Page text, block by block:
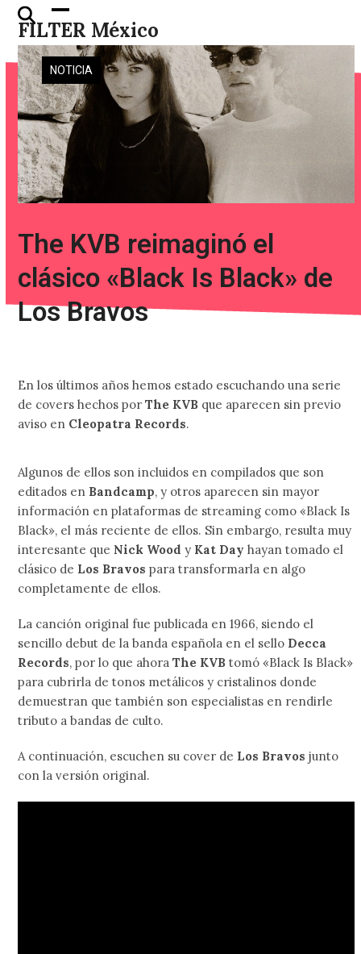
Skip
content
FILTER México
Open
mobile
menu
Close
mobile
menu
NOTICIA
The KVB reimaginó el
clásico «Black Is Black» de
Los Bravos
En los últimos años hemos estado escuchando una serie
de covers hechos porThe KVB que aparecen sin previo
aviso en Cleopatra Records.
Algunos de ellos son incluidos en compilados que son
editados en Bandcamp, y otros aparecen sin mayor
información en plataformas de streaming como «Black Is
Black», el más reciente de ellos. Sin embargo, resulta muy
interesante que Nick Wood y Kat Day hayan tomado el
clásico de Los Bravospara transformarla en algo
completamente de ellos.
La canción original fue publicada en 1966, siendo el
sencillo debut de la banda española en el sello Decca
Records, por lo que ahora The KVBtomó «Black Is Black»
para cubrirla de tonos metálicos y cristalinos donde
demuestran que también son especialistas en rendirle
tributo a bandas de culto.
A continuación, escuchen su cover de Los Bravos junto
con la versión original.